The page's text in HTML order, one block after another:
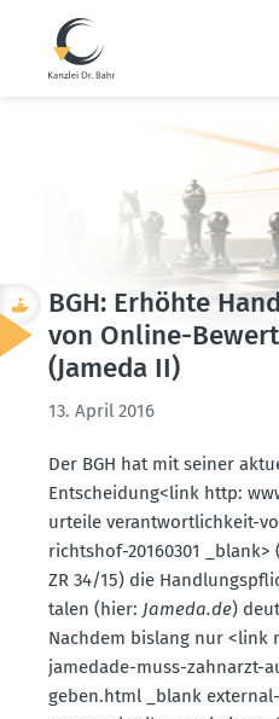
BGH: Erhöhte
von Online-
(Jameda II)
13. April 2016
Der BGH hat mit seiner
Entscheidung<link http:
urteile verant­wort­lichkeit-
richtshof-20160301 _blank>
ZR 34/15) die
talen (hier: Jameda.de)
Nachdem bislang nur <link
jamedade-muss-zahnarzt-
geben.html _blank